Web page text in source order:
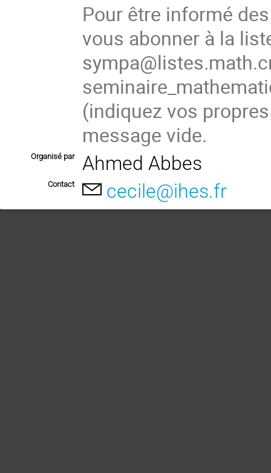
Pour être informé
vous abonner à la
(indiquez vos
message vide.
Organisé par Ahmed Abbes
Contact cecile@ihes.fr